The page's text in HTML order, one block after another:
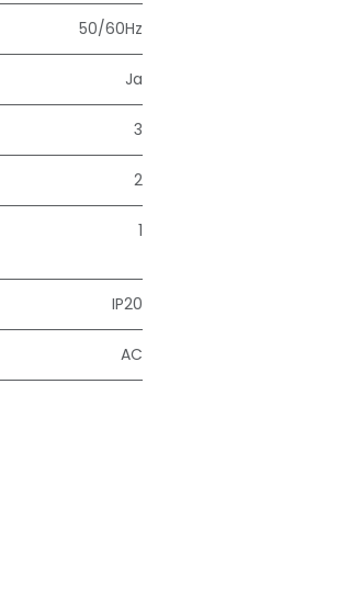
50/60Hz
Ja
3
2
1
IP20
AC